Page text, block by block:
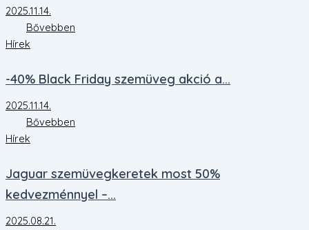
2025.11.14.
Bővebben
Hírek
-40% Black Friday szemüveg akció a...
2025.11.14.
Bővebben
Hírek
Jaguar szemüvegkeretek most 50%
kedvezménnyel –...
2025.08.21.